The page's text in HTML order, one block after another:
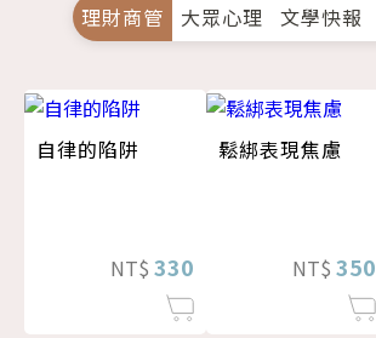
理財商管 大眾心理 文學快報
自律的陷阱
NT$ 330
鬆綁表現焦慮
NT$ 350